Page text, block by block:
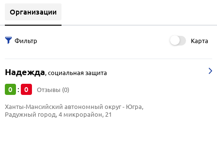
Организации
Карта
Надежда,социальная защита
0 : 0 Отзывы (0)
Ханты-Мансийский автономный округ - Югра,
Радужный город, 4 микрорайон, 21